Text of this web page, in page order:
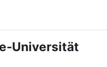
Universität